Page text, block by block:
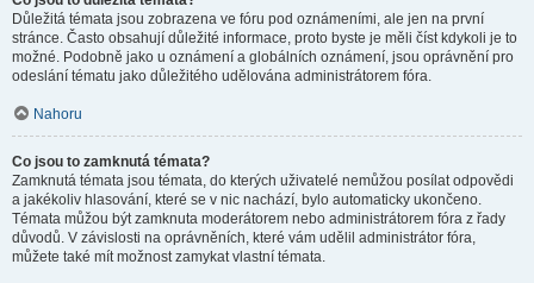
Důležitá témata jsou zobrazena ve fóru pod oznámeními, ale jen na první
stránce. Často obsahují důležité informace, proto byste je měli číst kdykoli je to
možné. Podobně jako u oznámení a globálních oznámení, jsou oprávnění pro
odeslání tématu jako důležitého udělována administrátorem fóra.
Nahoru
Co jsou to zamknutá témata?
Zamknutá témata jsou témata, do kterých uživatelé nemůžou posílat odpovědi
a jakékoliv hlasování, které se v nic nachází, bylo automaticky ukončeno.
Témata můžou být zamknuta moderátorem nebo administrátorem fóra z řady
důvodů. V závislosti na oprávněních, které vám udělil administrátor fóra,
můžete také mít možnost zamykat vlastní témata.